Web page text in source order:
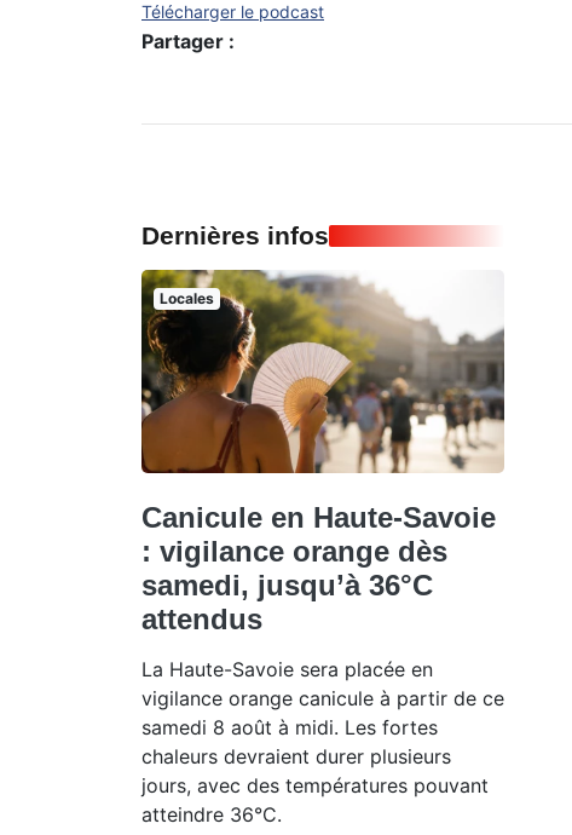
Télécharger le podcast
Partager :
Dernières infos
Locales
Canicule en Haute-Savoie
: vigilance orange dès
samedi, jusqu’à 36°C
attendus
La Haute-Savoie sera placée en
vigilance orange canicule à partir de ce
samedi 8 août à midi. Les fortes
chaleurs devraient durer plusieurs
jours, avec des températures pouvant
atteindre 36°C.